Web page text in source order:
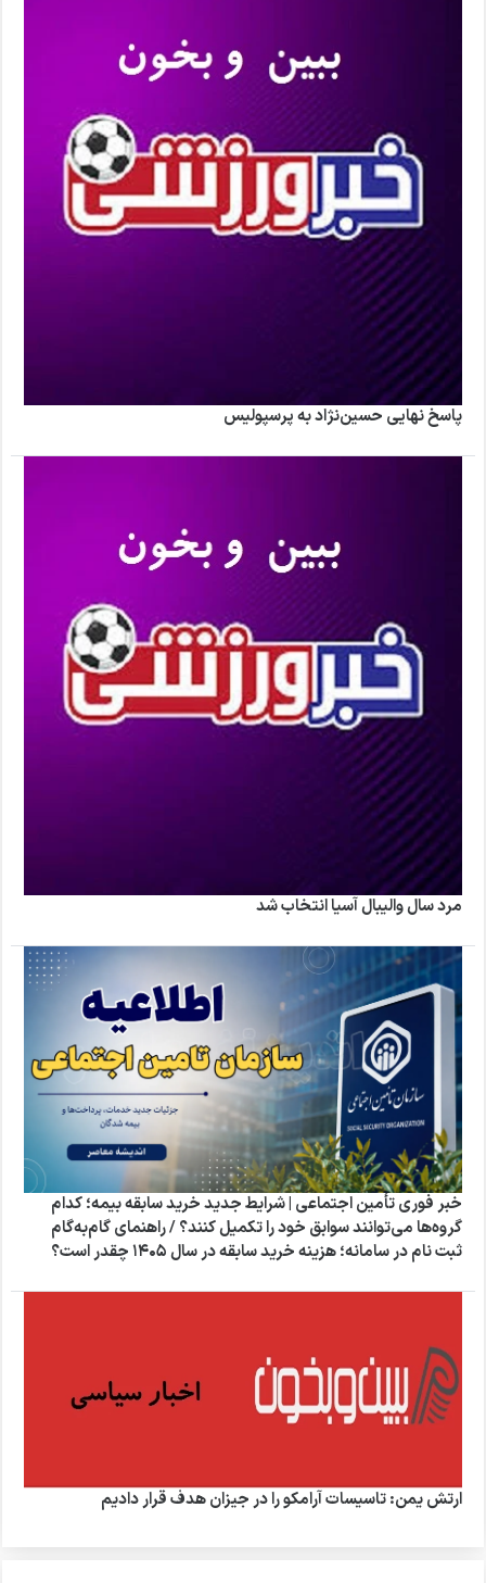
پاسخ نهایی حسین‌نژاد به پرسپولیس
مرد سال والیبال آسیا انتخاب شد
خبر فوری تأمین اجتماعی | شرایط جدید خرید سابقه بیمه؛ کدام
گروه‌ها می‌توانند سوابق خود را تکمیل کنند؟ / راهنمای گام‌به‌گام
ثبت‌ نام در سامانه؛ هزینه خرید سابقه در سال ۱۴۰۵ چقدر است؟
ارتش یمن: تاسیسات آرامکو را در جیزان هدف قرار دادیم